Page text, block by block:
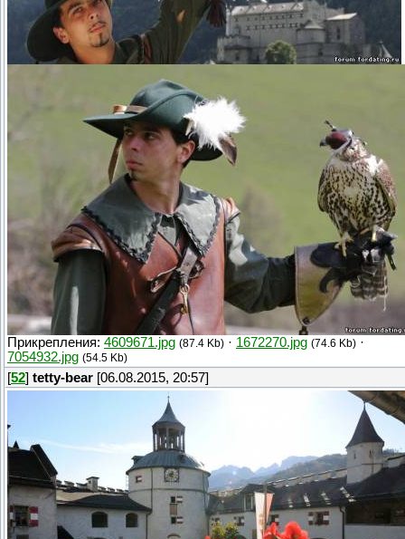
Прикрепления: 4609671.jpg (87.4 Kb) · 1672270.jpg (74.6 Kb) ·
7054932.jpg (54.5 Kb)
[52] tetty-bear [06.08.2015, 20:57]